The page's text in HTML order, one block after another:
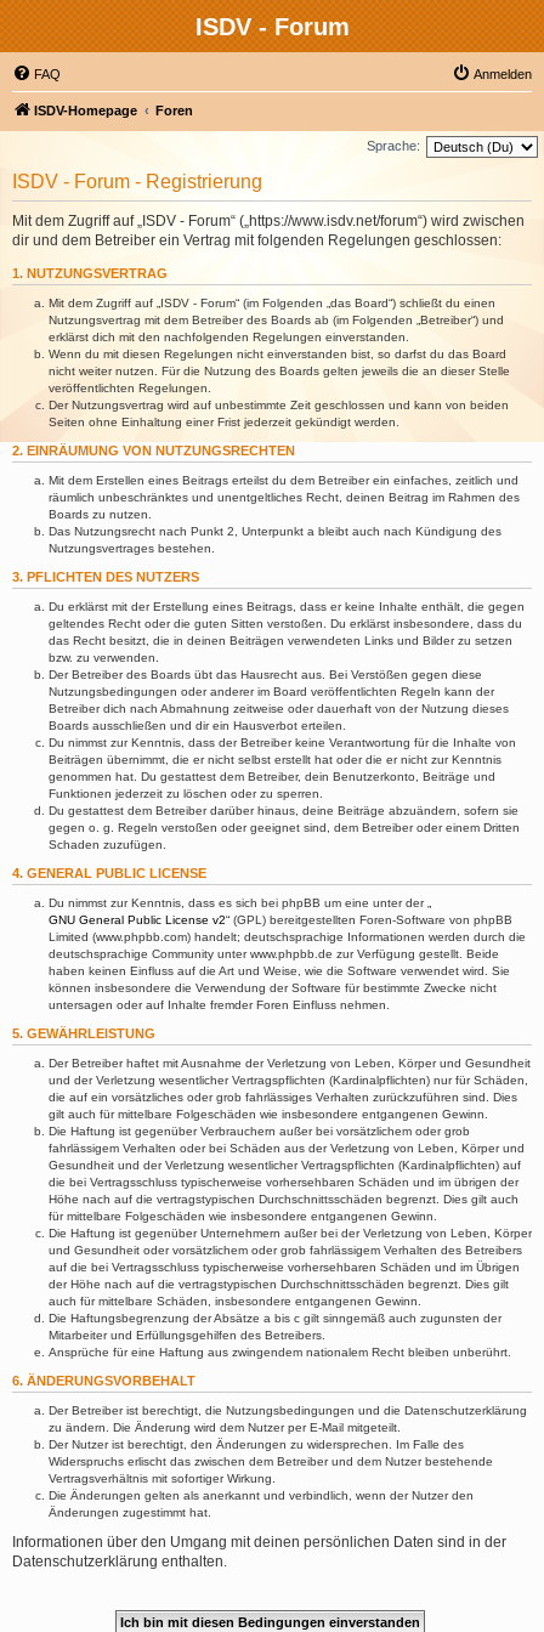
ISDV - Forum
FAQ Anmelden
ISDV-Homepage Foren
Sprache:
ISDV - Forum - Registrierung
Mit dem Zugriff auf „ISDV - Forum“ („https://www.isdv.net/forum“) wird zwischen
dir und dem Betreiber ein Vertrag mit folgenden Regelungen geschlossen:
1. NUTZUNGSVERTRAG
Mit dem Zugriff auf „ISDV - Forum“ (im Folgenden „das Board“) schließt du einen
Nutzungsvertrag mit dem Betreiber des Boards ab (im Folgenden „Betreiber“) und
erklärst dich mit den nachfolgenden Regelungen einverstanden.
Wenn du mit diesen Regelungen nicht einverstanden bist, so darfst du das Board
nicht weiter nutzen. Für die Nutzung des Boards gelten jeweils die an dieser Stelle
veröffentlichten Regelungen.
Der Nutzungsvertrag wird auf unbestimmte Zeit geschlossen und kann von beiden
Seiten ohne Einhaltung einer Frist jederzeit gekündigt werden.
2. EINRÄUMUNG VON NUTZUNGSRECHTEN
Mit dem Erstellen eines Beitrags erteilst du dem Betreiber ein einfaches, zeitlich und
räumlich unbeschränktes und unentgeltliches Recht, deinen Beitrag im Rahmen des
Boards zu nutzen.
Das Nutzungsrecht nach Punkt 2, Unterpunkt a bleibt auch nach Kündigung des
Nutzungsvertrages bestehen.
3. PFLICHTEN DES NUTZERS
Du erklärst mit der Erstellung eines Beitrags, dass er keine Inhalte enthält, die gegen
geltendes Recht oder die guten Sitten verstoßen. Du erklärst insbesondere, dass du
das Recht besitzt, die in deinen Beiträgen verwendeten Links und Bilder zu setzen
bzw. zu verwenden.
Der Betreiber des Boards übt das Hausrecht aus. Bei Verstößen gegen diese
Nutzungsbedingungen oder anderer im Board veröffentlichten Regeln kann der
Betreiber dich nach Abmahnung zeitweise oder dauerhaft von der Nutzung dieses
Boards ausschließen und dir ein Hausverbot erteilen.
Du nimmst zur Kenntnis, dass der Betreiber keine Verantwortung für die Inhalte von
Beiträgen übernimmt, die er nicht selbst erstellt hat oder die er nicht zur Kenntnis
genommen hat. Du gestattest dem Betreiber, dein Benutzerkonto, Beiträge und
Funktionen jederzeit zu löschen oder zu sperren.
Du gestattest dem Betreiber darüber hinaus, deine Beiträge abzuändern, sofern sie
gegen o. g. Regeln verstoßen oder geeignet sind, dem Betreiber oder einem Dritten
Schaden zuzufügen.
4. GENERAL PUBLIC LICENSE
Du nimmst zur Kenntnis, dass es sich bei phpBB um eine unter der „
GNU General Public License v2“ (GPL) bereitgestellten Foren-Software von phpBB
Limited (www.phpbb.com) handelt; deutschsprachige Informationen werden durch die
deutschsprachige Community unter www.phpbb.de zur Verfügung gestellt. Beide
haben keinen Einfluss auf die Art und Weise, wie die Software verwendet wird. Sie
können insbesondere die Verwendung der Software für bestimmte Zwecke nicht
untersagen oder auf Inhalte fremder Foren Einfluss nehmen.
5. GEWÄHRLEISTUNG
Der Betreiber haftet mit Ausnahme der Verletzung von Leben, Körper und Gesundheit
und der Verletzung wesentlicher Vertragspflichten (Kardinalpflichten) nur für Schäden,
die auf ein vorsätzliches oder grob fahrlässiges Verhalten zurückzuführen sind. Dies
gilt auch für mittelbare Folgeschäden wie insbesondere entgangenen Gewinn.
Die Haftung ist gegenüber Verbrauchern außer bei vorsätzlichem oder grob
fahrlässigem Verhalten oder bei Schäden aus der Verletzung von Leben, Körper und
Gesundheit und der Verletzung wesentlicher Vertragspflichten (Kardinalpflichten) auf
die bei Vertragsschluss typischerweise vorhersehbaren Schäden und im übrigen der
Höhe nach auf die vertragstypischen Durchschnittsschäden begrenzt. Dies gilt auch
für mittelbare Folgeschäden wie insbesondere entgangenen Gewinn.
Die Haftung ist gegenüber Unternehmern außer bei der Verletzung von Leben, Körper
und Gesundheit oder vorsätzlichem oder grob fahrlässigem Verhalten des Betreibers
auf die bei Vertragsschluss typischerweise vorhersehbaren Schäden und im Übrigen
der Höhe nach auf die vertragstypischen Durchschnittsschäden begrenzt. Dies gilt
auch für mittelbare Schäden, insbesondere entgangenen Gewinn.
Die Haftungsbegrenzung der Absätze a bis c gilt sinngemäß auch zugunsten der
Mitarbeiter und Erfüllungsgehilfen des Betreibers.
Ansprüche für eine Haftung aus zwingendem nationalem Recht bleiben unberührt.
6. ÄNDERUNGSVORBEHALT
Der Betreiber ist berechtigt, die Nutzungsbedingungen und die Datenschutzerklärung
zu ändern. Die Änderung wird dem Nutzer per E-Mail mitgeteilt.
Der Nutzer ist berechtigt, den Änderungen zu widersprechen. Im Falle des
Widerspruchs erlischt das zwischen dem Betreiber und dem Nutzer bestehende
Vertragsverhältnis mit sofortiger Wirkung.
Die Änderungen gelten als anerkannt und verbindlich, wenn der Nutzer den
Änderungen zugestimmt hat.
Informationen über den Umgang mit deinen persönlichen Daten sind in der
Datenschutzerklärung enthalten.